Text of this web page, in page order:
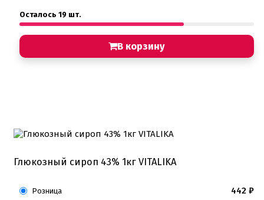
Осталось 19 шт.
В корзину
Глюкозный сироп 43% 1кг VITALIKA
Розница 442 ₽